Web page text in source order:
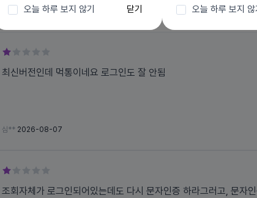
최신버전인데 먹통이네요 로그인도 잘 안됨
심** 2026-08-07
조회자체가 로그인되어있는데도 다시 문자인증 하라그러고, 문자
오늘 하루 보지 않기 닫기 오늘 하루 보지 않